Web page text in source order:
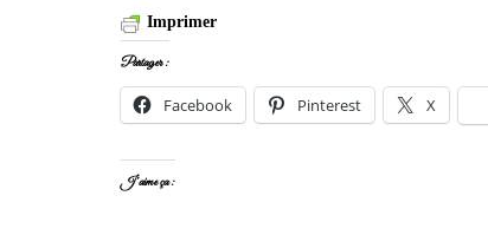
Imprimer
Partager :
Facebook Pinterest X
J’aime ça :